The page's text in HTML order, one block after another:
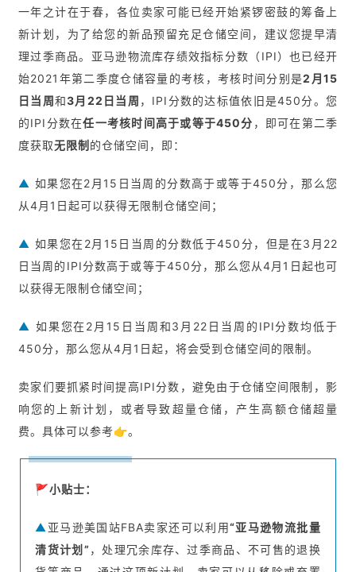
一年之计在于春，各位卖家可能已经开始紧锣密鼓的筹备上
新计划，为了给您的新品预留充足仓储空间，建议您提早清
理过季商品。亚马逊物流库存绩效指标分数（IPI）也已经开
始2021年第二季度仓储容量的考核，考核时间分别是2月15
日当周和3月22日当周 ，IPI分数的达标值依旧是450分。您
的IPI分数在任一考核时间高于或等于450分 ，即可在第二季
度获取无限制 的仓储空间，即：
▲ 如果您在2月15日当周的分数高于或等于450分，那么您
从4月1日起可以获得无限制仓储空间；
▲ 如果您在2月15日当周的分数低于450分，但是在3月22
日当周的IPI分数高于或等于450分，那么您从4月1日起也可
以获得无限制仓储空间；
▲ 如果您在2月15日当周和3月22日当周的IPI分数均低于
450分，那么您从4月1日起，将会受到仓储空间的限制。
卖家们要抓紧时间提高IPI分数，避免由于仓储空间限制，影
响您的上新计划，或者导致超量仓储，产生高额仓储超量
费。具体可以参考👉。
🚩小贴士：
▲ 亚马逊美国站FBA卖家还可以利用“亚马逊物流批量
清货计划” ，处理冗余库存、过季商品、不可售的退换